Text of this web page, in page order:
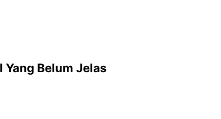
Yang Belum Jelas